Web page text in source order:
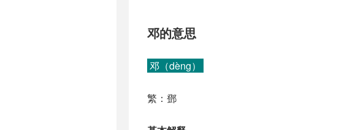
邓的意思
邓（dèng）
繁：鄧